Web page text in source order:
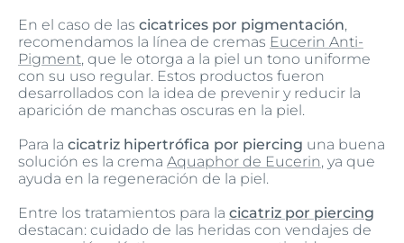
En el caso de las cicatrices por pigmentación,
recomendamos la línea de cremas Eucerin Anti-
Pigment, que le otorga a la piel un tono uniforme
con su uso regular. Estos productos fueron
desarrollados con la idea de prevenir y reducir la
aparición de manchas oscuras en la piel.
Para la cicatriz hipertrófica por piercing una buena
solución es la crema Aquaphor de Eucerin, ya que
ayuda en la regeneración de la piel.
Entre los tratamientos para la cicatriz por piercing
destacan: cuidado de las heridas con vendajes de